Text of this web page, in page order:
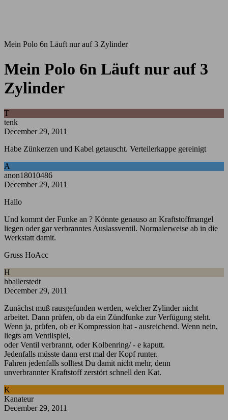
Mein Polo 6n Läuft nur auf 3 Zylinder
Mein Polo 6n Läuft nur auf 3
Zylinder
T
tenk
December 29, 2011
Habe Zünkerzen und Kabel getauscht. Verteilerkappe gereinigt
A
anon18010486
December 29, 2011
Hallo
Und kommt der Funke an ? Könnte genauso an Kraftstoffmangel
liegen oder gar verbranntes Auslassventil. Normalerweise ab in die
Werkstatt damit.
Gruss HoAcc
H
hballerstedt
December 29, 2011
Zunächst muß rausgefunden werden, welcher Zylinder nicht
arbeitet. Dann prüfen, ob da ein Zündfunke zur Verfügung steht.
Wenn ja, prüfen, ob er Kompression hat - ausreichend. Wenn nein,
liegts am Ventilspiel,
oder Ventil verbrannt, oder Kolbenring/ - e kaputt.
Jedenfalls müsste dann erst mal der Kopf runter.
Fahren jedenfalls solltest Du damit nicht mehr, denn
unverbrannter Kraftstoff zerstört schnell den Kat.
K
Kanateur
December 29, 2011